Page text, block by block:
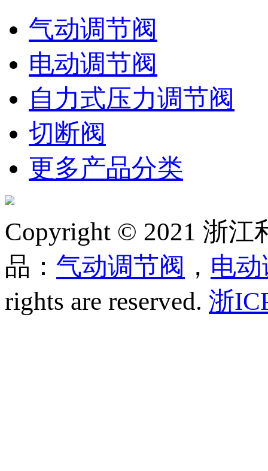
气动调节阀
电动调节阀
自力式压力调节阀
切断阀
更多产品分类
Copyright © 2021 浙
品： 气动调节阀 ， 电
rights are reserved. 浙